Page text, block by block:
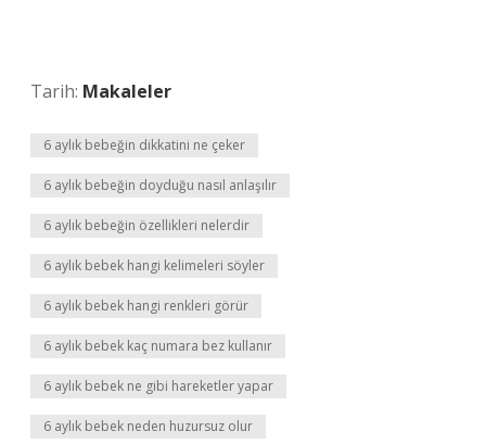
Tarih: Makaleler
6 aylık bebeğin dikkatini ne çeker
6 aylık bebeğin doyduğu nasıl anlaşılır
6 aylık bebeğin özellikleri nelerdir
6 aylık bebek hangi kelimeleri söyler
6 aylık bebek hangi renkleri görür
6 aylık bebek kaç numara bez kullanır
6 aylık bebek ne gibi hareketler yapar
6 aylık bebek neden huzursuz olur